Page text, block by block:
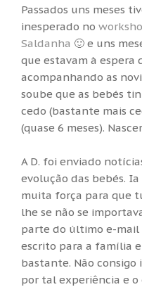
Passados uns meses
inesperado no
Saldanha 🙂 e uns
que estavam à espera
acompanhando as
soube que as bebés
cedo (bastante mais
(quase 6 meses).
A D. foi enviado
evolução das bebés.
muita força para que
lhe se não se
parte do último e-mail
escrito para a família
bastante. Não consigo
por tal experiência e